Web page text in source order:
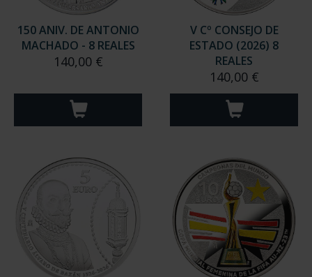
150 ANIV. DE ANTONIO
140,00 €
V Cº CONSEJO DE
ESTADO (2026) 8
REALES
140,00 €